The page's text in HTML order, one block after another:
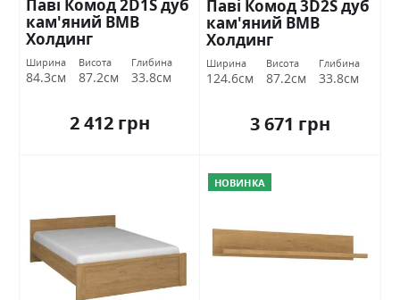
Паві Комод 2D1S дуб
кам'яний ВМВ
Холдинг
Ширина
84.3см
Висота
87.2см
Глибина
33.8см
2 412 грн
Паві Комод 3D2S дуб
кам'яний ВМВ
Холдинг
Ширина
124.6см
Висота
87.2см
Глибина
33.8см
3 671 грн
НОВИНКА